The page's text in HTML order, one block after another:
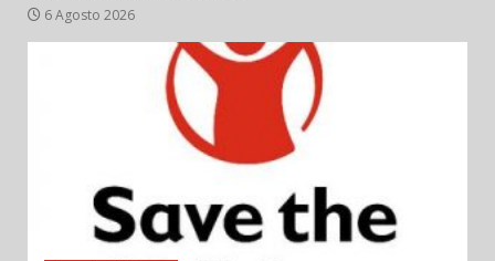
6 Agosto 2026